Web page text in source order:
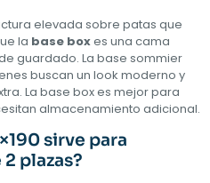
elevada sobre patas que
la base boxes una cama
guardado. La base sommier
buscan un look moderno y
La base box es mejor para
almacenamiento adicional.
sirve para
plazas?